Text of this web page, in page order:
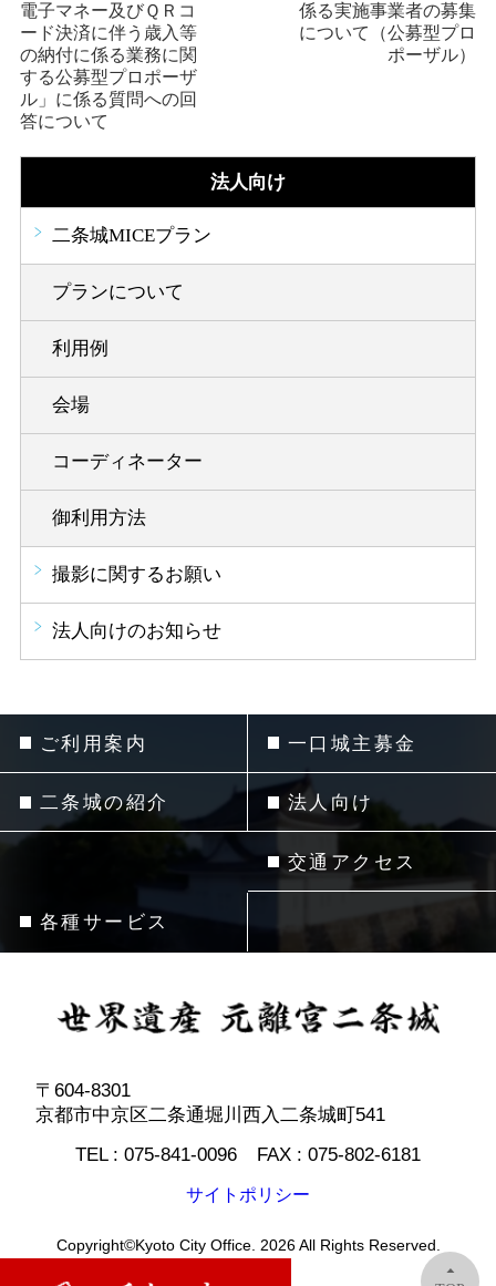
電子マネー及びＱＲコ
ード決済に伴う歳入等
の納付に係る業務に関
する公募型プロポーザ
ル」に係る質問への回
答について
係る実施事業者の募集
について（公募型プロ
ポーザル）
法人向け
二条城MICEプラン
プランについて
利用例
会場
コーディネーター
御利用方法
撮影に関するお願い
法人向けのお知らせ
ご利用案内
二条城の紹介
各種サービス
一口城主募金
法人向け
交通アクセス
〒604-8301
京都市中京区二条通堀川西入二条城町541
TEL : 075-841-0096 FAX :075-802-6181
サイトポリシー
Copyright©Kyoto City Office. 2026 All Rights Reserved.